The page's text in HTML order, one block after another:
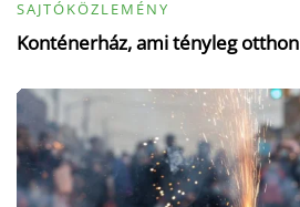
SAJTÓKÖZLEMÉNY
Konténerház, ami tényleg otthon